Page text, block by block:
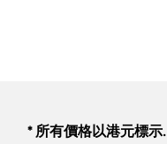
* 所有價格以港元標示.